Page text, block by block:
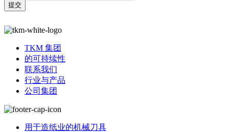
TKM 集团
的可持续性
联系我们
行业与产品
公司集团
用于造纸业的机械刀具